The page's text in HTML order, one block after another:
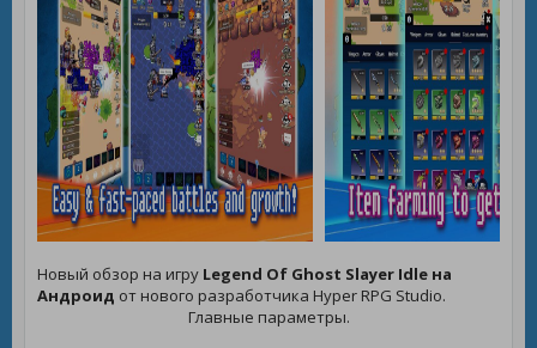
Новый обзор на игру Legend Of Ghost Slayer Idle на
Андроид от нового разработчика Hyper RPG Studio.
Главные параметры.